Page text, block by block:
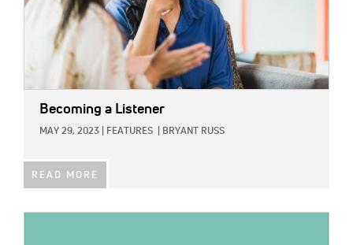
Becoming a Listener
MAY 29, 2023 FEATURES BRYANT RUSS
READ MORE